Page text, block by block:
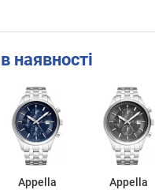
наявності
Appella
Appella